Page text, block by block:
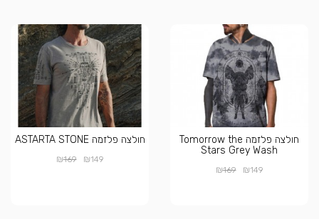
חולצה פלזמה Tomorrow the
Stars Grey Wash
₪149
₪169
חולצה פלזמה ASTARTA STONE
₪149
₪169